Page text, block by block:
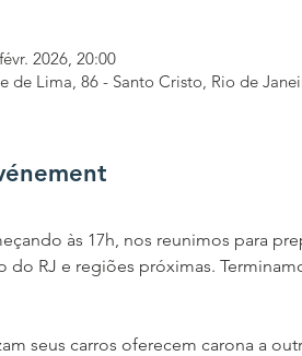
2026, 20:00
de Lima, 86 - Santo Cristo, Rio de
às 17h, nos reunimos para
do RJ e regiões próximas.
seus carros oferecem carona a